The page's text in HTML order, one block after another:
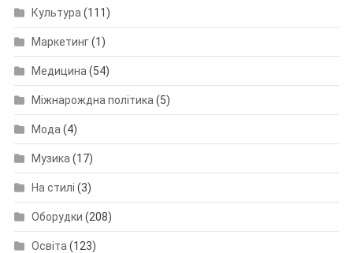
Культура (111)
Маркетинг(1)
Медицина (54)
Міжнарождна політика (5)
Мода (4)
Музика (17)
На стилі (3)
Оборудки (208)
Освіта (123)